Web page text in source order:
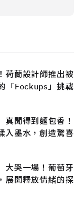
荷蘭設計師推出被
「Fockups」挑戰
真聞得到麵包香！
入墨水，創造驚喜
大哭一場！葡萄牙
展開釋放情緒的探